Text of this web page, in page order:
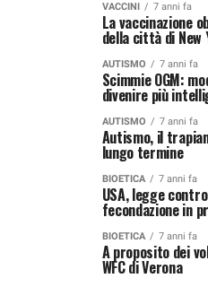
VACCINI 7 anni fa
La vaccinazione
della città di
AUTISMO 7 anni fa
Scimmie OGM:
divenire più
AUTISMO 7 anni fa
Autismo, il
lungo termine
BIOETICA 7 anni fa
USA, legge
fecondazione in
BIOETICA 7 anni fa
A proposito dei
WFC di Verona